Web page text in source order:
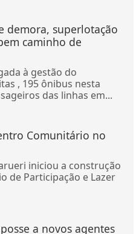
demora, superlotação
caminho de
à gestão do
, 195 ônibus nesta
das linhas em...
Comunitário no
iniciou a construção
de Participação e Lazer
a novos agentes